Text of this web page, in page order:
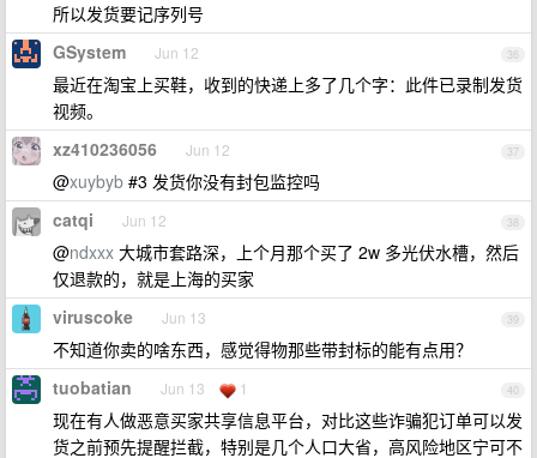
所以发货要记序列号
36
GSystem Jun 12
最近在淘宝上买鞋，收到的快递上多了几个字：此件已录制发货
视频。
37
xz410236056 Jun 12
@xuybyb #3 发货你没有封包监控吗
38
catqi Jun 12
@ndxxx 大城市套路深，上个月那个买了 2w 多光伏水槽，然后
仅退款的，就是上海的买家
39
viruscoke Jun 13
不知道你卖的啥东西，感觉得物那些带封标的能有点用？
40
tuobatian Jun 13 1
现在有人做恶意买家共享信息平台，对比这些诈骗犯订单可以发
货之前预先提醒拦截，特别是几个人口大省，高风险地区宁可不